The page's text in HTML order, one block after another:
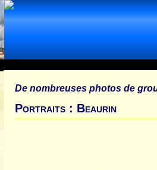
De nombreuses photos de
Portraits : Beaurin